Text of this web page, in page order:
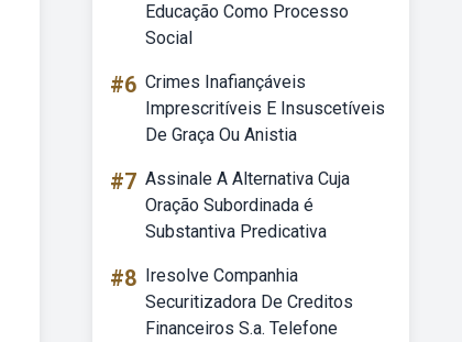
Educação Como Processo
Social
#6 Crimes Inafiançáveis
Imprescritíveis E Insuscetíveis
De Graça Ou Anistia
#7 Assinale A Alternativa Cuja
Oração Subordinada é
Substantiva Predicativa
#8 Iresolve Companhia
Securitizadora De Creditos
Financeiros S.a. Telefone